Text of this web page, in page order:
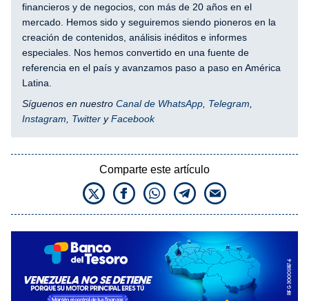
financieros y de negocios, con más de 20 años en el
mercado. Hemos sido y seguiremos siendo pioneros en la
creación de contenidos, análisis inéditos e informes
especiales. Nos hemos convertido en una fuente de
referencia en el país y avanzamos paso a paso en América
Latina.
Síguenos en nuestro Canal de WhatsApp Telegram
Instagram
Twitter yFacebook
Comparte este artículo